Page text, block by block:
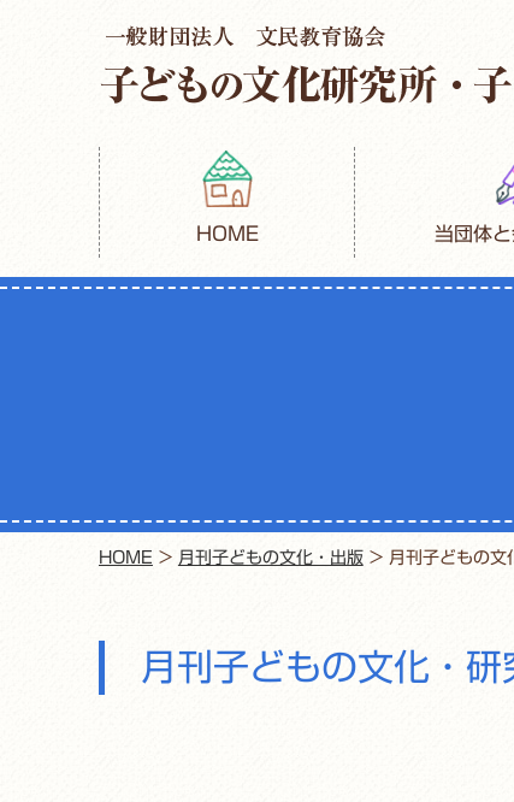
HOME 当団体
HOME > 月刊子どもの文化・出版 > 月刊子どもの文
月刊子どもの文化・